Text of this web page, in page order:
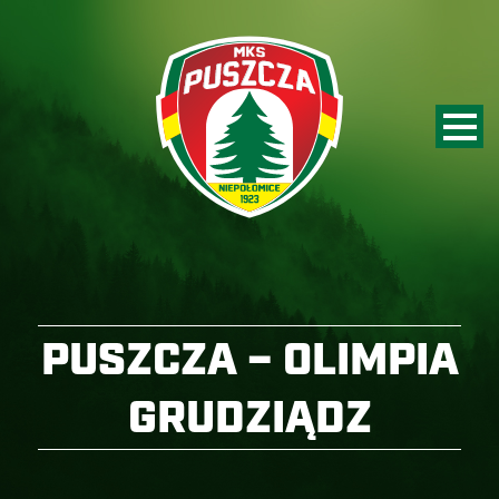
PUSZCZA – OLIMPIA
GRUDZIĄDZ